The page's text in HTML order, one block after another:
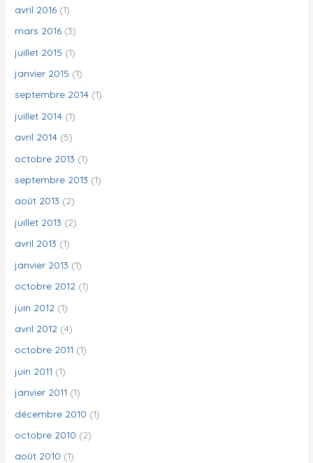
avril 2016 (1)
mars 2016 (3)
juillet 2015 (1)
janvier 2015 (1)
septembre 2014 (1)
juillet 2014 (1)
avril 2014 (5)
octobre 2013 (1)
septembre 2013 (1)
août 2013 (2)
juillet 2013 (2)
avril 2013 (1)
janvier 2013 (1)
octobre 2012 (1)
juin 2012 (1)
avril 2012 (4)
octobre 2011 (1)
juin 2011 (1)
janvier 2011 (1)
décembre 2010 (1)
octobre 2010 (2)
août 2010 (1)